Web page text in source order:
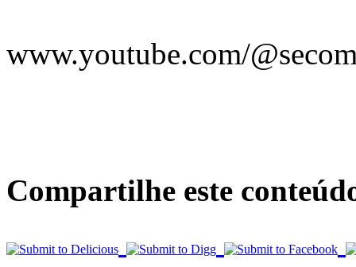
www.youtube.com/
Compartilhe este